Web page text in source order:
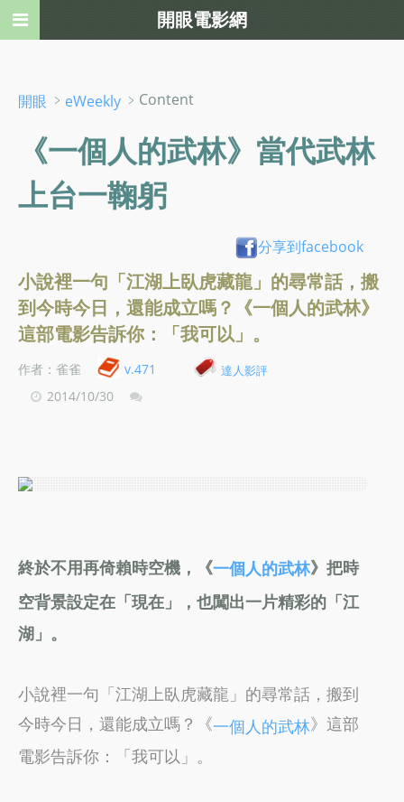
開眼 ﹥ eWeekly ﹥Content
《一個人的武林》當代武林
上台一鞠躬
分享到facebook
小說裡一句「江湖上臥虎藏龍」的尋常話，搬
到今時今日，還能成立嗎？《一個人的武林》
這部電影告訴你：「我可以」。
作者：雀雀 v.471 達人影評
2014/10/30
終於不用再倚賴時空機，《一個人的武林》把時
空背景設定在「現在」，也闖出一片精彩的「江
湖」。
小說裡一句「江湖上臥虎藏龍」的尋常話，搬到
今時今日，還能成立嗎？《一個人的武林》這部
電影告訴你：「我可以」。
開眼電影網